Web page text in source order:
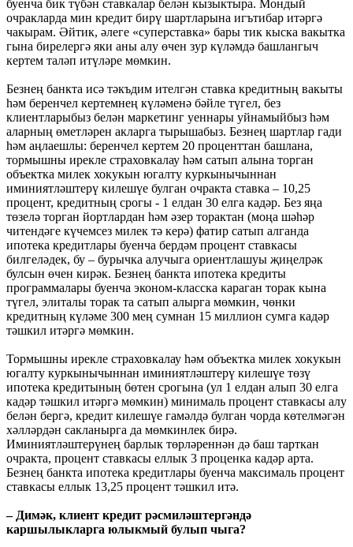
буенча бик түбән ставкалар белән кызыктыра. Мондый
очракларда мин кредит бирү шартларына игътибар итәргә
чакырам. Әйтик, әлеге «суперставка» бары тик кыска вакытка
гына бирелергә яки аны алу өчен зур күләмдә башлангыч
кертем таләп итүләре мөмкин.
Безнең банкта исә тәкъдим ителгән ставка кредитның вакыты
һәм беренчел кертемнең күләменә бәйле түгел, без
клиентларыбыз белән маркетинг уеннары уйнамыйбыз һәм
аларның өметләрен акларга тырышабыз. Безнең шартлар гади
һәм аңлаешлы: беренчел кертем 20 проценттан башлана,
тормышны ирекле страховкалау һәм сатып алына торган
объектка милек хокукын югалту куркынычыннан
иминиятләштерү килешүе булган очракта ставка – 10,25
процент, кредитның срогы - 1 елдан 30 елга кадәр. Без яңа
төзелә торган йортлардан һәм әзер торактан (моңа шәһәр
читендәге күчемсез милек тә керә) фатир сатып алганда
ипотека кредитлары буенча бердәм процент ставкасы
билгеләдек, бу – бурычка алучыга ориентлашуы җиңелрәк
булсын өчен кирәк. Безнең банкта ипотека кредиты
программалары буенча эконом-класска караган торак кына
түгел, элиталы торак та сатып алырга мөмкин, чөнки
кредитның күләме 300 мең сумнан 15 миллион сумга кадәр
тәшкил итәргә мөмкин.
Тормышны ирекле страховкалау һәм объектка милек хокукын
югалту куркынычыннан иминиятләштерү килешүе төзү
ипотека кредитының бөтен срогына (ул 1 елдан алып 30 елга
кадәр тәшкил итәргә мөмкин) минималь процент ставкасы алу
белән бергә, кредит килешүе гамәлдә булган чорда көтелмәгән
хәлләрдән сакланырга да мөмкинлек бирә.
Иминиятләштерүнең барлык төрләреннән дә баш тарткан
очракта, процент ставкасы еллык 3 проценка кадәр арта.
Безнең банкта ипотека кредитлары буенча максималь процент
ставкасы еллык 13,25 процент тәшкил итә.
– Димәк, клиент кредит рәсмиләштергәндә
каршылыкларга юлыкмый булып чыга?